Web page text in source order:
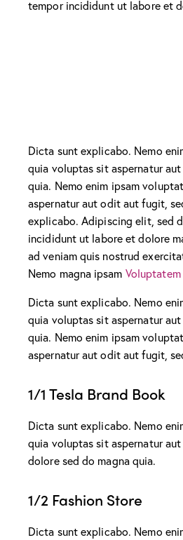
tempor incididunt ut labore et
Dicta sunt explicabo. Nemo
quia voluptas sit aspernatur
quia. Nemo enim ipsam
aspernatur aut odit aut fugit,
explicabo. Adipiscing elit, sed
incididunt ut labore et dolore
ad veniam quis nostrud
Nemo magna ipsam
Dicta sunt explicabo. Nemo
quia voluptas sit aspernatur
quia. Nemo enim ipsam
aspernatur aut odit aut fugit,
1/1 Tesla Brand Book
Dicta sunt explicabo. Nemo
quia voluptas sit aspernatur
dolore sed do magna quia.
1/2 Fashion Store
Dicta sunt explicabo. Nemo